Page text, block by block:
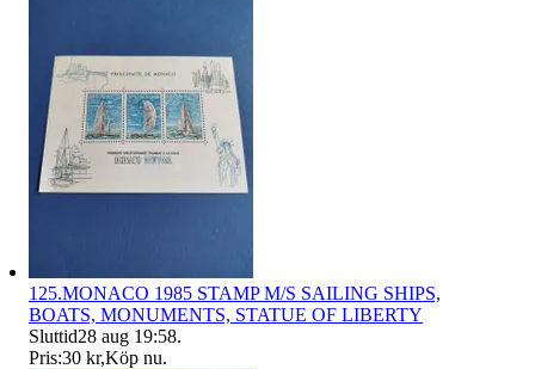
125.MONACO 1985 STAMP M/S SAILING SHIPS,
BOATS, MONUMENTS, STATUE OF LIBERTY
Sluttid28 aug 19:58.
Pris:30 kr,Köp nu.